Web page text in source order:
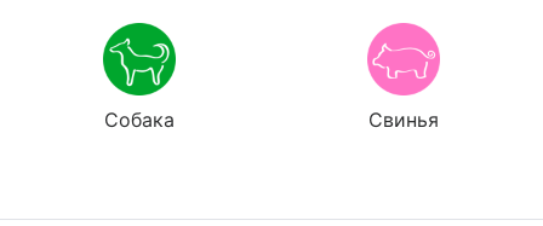
Собака Свинья